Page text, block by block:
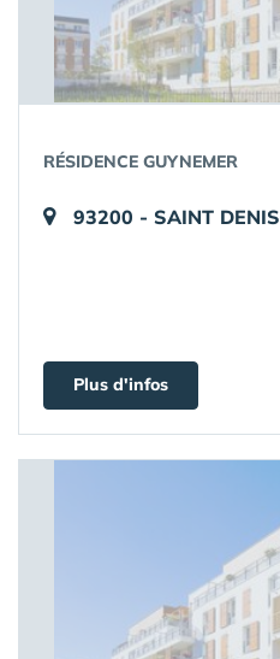
RÉSIDENCE GUYNEMER
93200 - SAINT DENIS
Plus d'infos